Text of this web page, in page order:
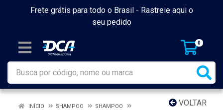
Frete grátis para todo o Brasil - Rastreie aqui o
seu pedido
0
VOLTAR
INÍCIO SHAMPOO
SHAMPOO